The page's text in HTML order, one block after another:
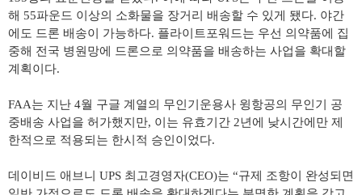
해 55파운드 이상의 소화물을 장거리 배송할 수 있게 됐다. 야간
에도 드론 배송이 가능하다. 플라이트포워드는 우선 의약품에 집
중해 전국 병원망에 드론으로 의약품을 배송하는 사업을 확대할
계획이다.
FAA는 지난 4월 구글 계열의 무인기운용사 윙항공의 무인기 공
중배송 사업을 허가했지만, 이는 유효기간 2년에 낮시간에만 제
한적으로 적용되는 한시적 승인이었다.
데이비드 애브니 UPS 최고경영자(CEO)는 “규제 조항이 완성되면